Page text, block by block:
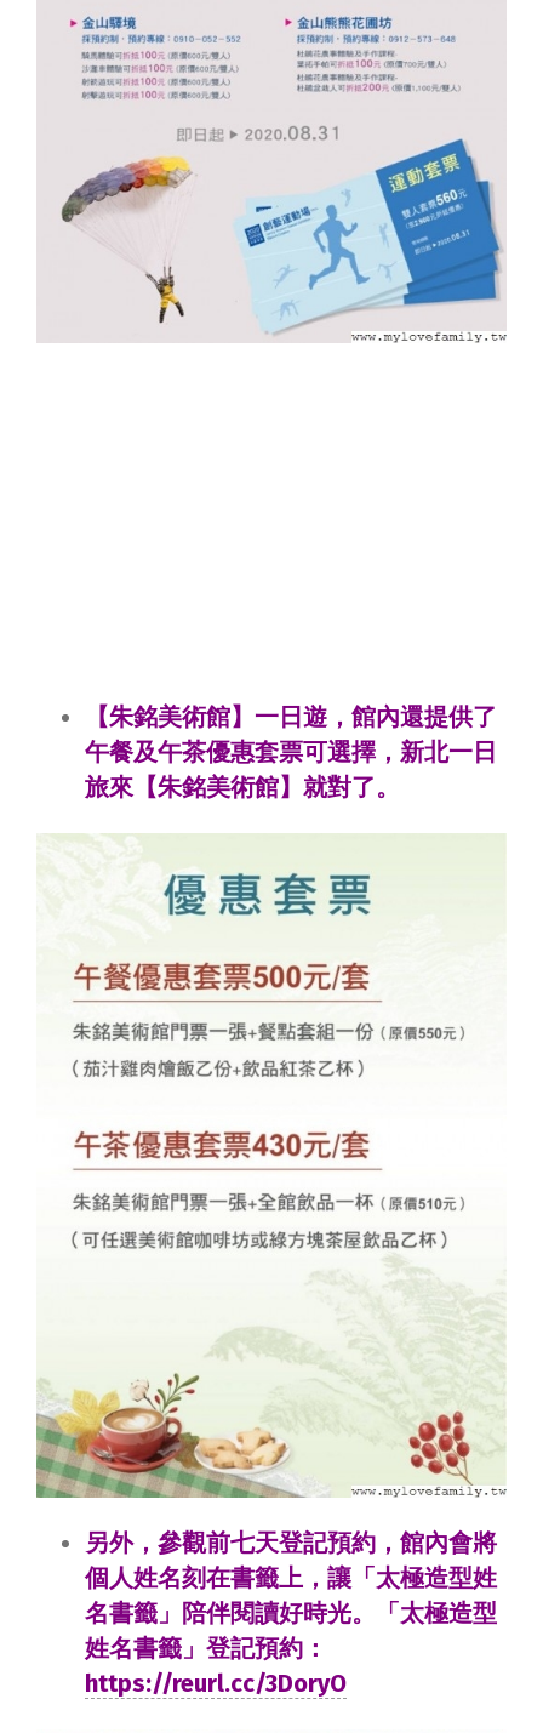
【朱銘美術館】一日遊，館內還提供了
午餐及午茶優惠套票可選擇，新北一日
旅來【朱銘美術館】就對了。
另外，參觀前七天登記預約，館內會將
個人姓名刻在書籤上，讓「太極造型姓
名書籤」陪伴閱讀好時光。「太極造型
姓名書籤」登記預約：
https://reurl.cc/3DoryO